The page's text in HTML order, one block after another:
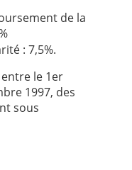
de la
: 7,5%.
le 1er
1997, des
sous